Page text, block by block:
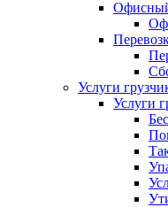
Услуги
Услуги